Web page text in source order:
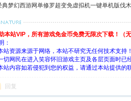
典梦幻西游网单修罗超变免虚拟机一键单机版伐
本站VIP，所有游戏免金币免费无限次下载！（
：
站资源来源于网络，本站不研究无任何技术支持
切网民在进入笑容怀旧游戏主页及各层页面时已
站内容如若侵犯到您的权益，请通过本站提供的
回复